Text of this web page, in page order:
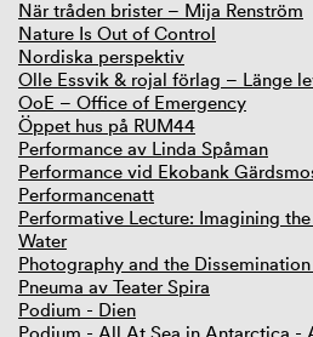
När tråden brister – Mija Renström
Nature Is Out of Control
Nordiska perspektiv
Olle Essvik & rojal förlag – Länge
OoE – Office of Emergency
Öppet hus på RUM44
Performance av Linda Spåman
Performance vid Ekobank
Performancenatt
Performative Lecture: Imagining
Water
Photography and the
Pneuma av Teater Spira
Podium - Dien
Podium - All At Sea in Antarctica -